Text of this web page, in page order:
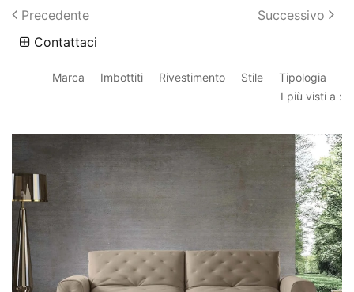
Precedente
Successivo
Contattaci
Marca Imbottiti Rivestimento Stile
Tipologia
I più visti a :